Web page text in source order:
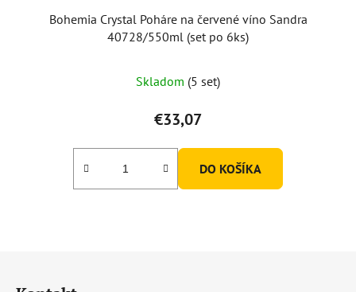
Bohemia Crystal Poháre na červené víno Sandra
40728/550ml (set po 6ks)
Skladom (5 set)
€33,07
DO KOŠÍKA